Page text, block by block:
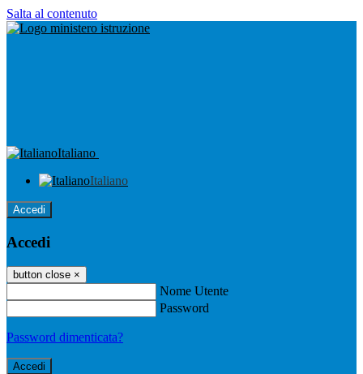
Salta al contenuto
Italiano
Italiano
Accedi
Accedi
button close ×
Nome Utente
Password
Password dimenticata?